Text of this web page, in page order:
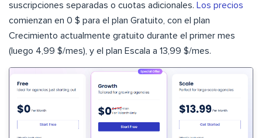
suscripciones separadas o cuotas adicionales. Los precios
comienzan en 0 $ para el plan Gratuito, con el plan
Crecimiento actualmente gratuito durante el primer mes
(luego 4,99 $/mes), y el plan Escala a 13,99 $/mes.